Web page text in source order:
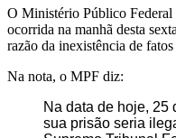
O Ministério Público Federal
ocorrida na manhã desta
razão da inexistência de
Na nota, o MPF diz:
Na data de hoje, 25
sua prisão seria